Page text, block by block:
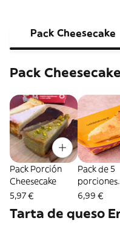
Pack Cheesecake
Pack Cheesecake
Pack Porción
Cheesecake
5,97 €
Pack de 5
porciones
clásicas
6,99 €
Tarta de queso